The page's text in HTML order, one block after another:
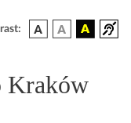
Kraków